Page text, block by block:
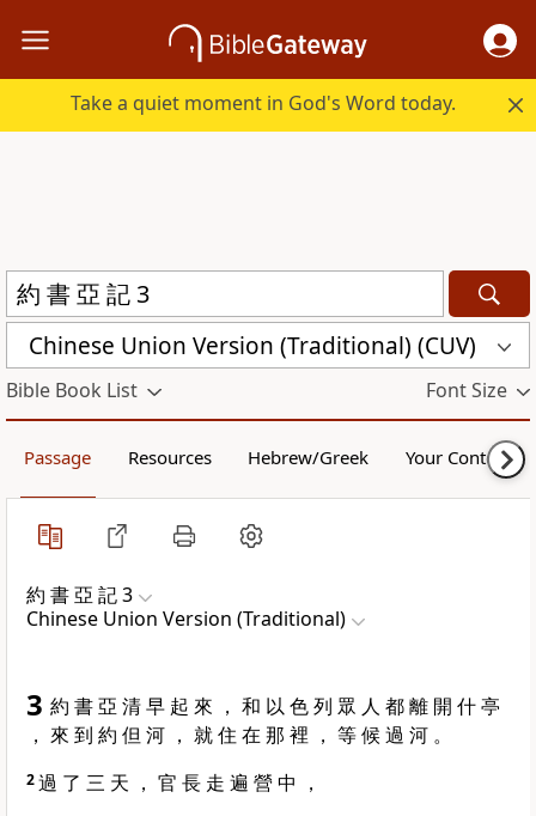
Take a quiet moment in God's Word today.
Chinese Union Version (Traditional) (CUV)
Bible Book List Font Size
Passage Resources Hebrew/Greek Your Content
約 書 亞 記 3
Chinese Union Version (Traditional)
3 約 書 亞 清 早 起 來 ， 和 以 色 列 眾 人 都 離 開 什 亭
， 來 到 約 但 河 ， 就 住 在 那 裡 ， 等 候 過 河 。
2過 了 三 天 ， 官 長 走 遍 營 中 ，